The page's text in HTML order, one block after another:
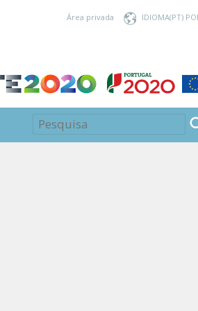
Área privada IDIOMA